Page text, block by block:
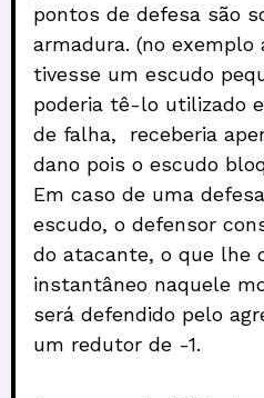
pontos de defesa são
armadura. (no exemplo
tivesse um escudo
poderia tê-lo utilizado
de falha, receberia
dano pois o escudo
Em caso de uma
escudo, o defensor
do atacante, o que lhe
instantâneo naquele
será defendido pelo
um redutor de -1.